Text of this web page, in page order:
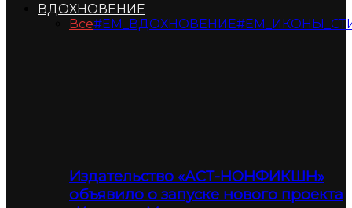
ВДОХНОВЕНИЕ
Все#ЕМ_ВДОХНОВЕНИЕ
Издательство «АСТ-НОНФИКШН»
объявило о запуске нового проекта